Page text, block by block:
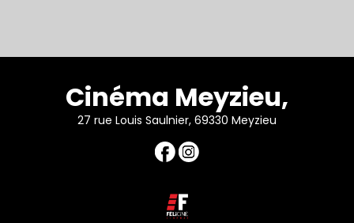
Cinéma Meyzieu,
27 rue Louis Saulnier, 69330 Meyzieu